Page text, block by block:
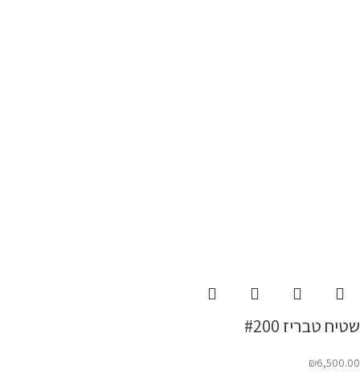
שטיח טבריז #200
₪6,500.00